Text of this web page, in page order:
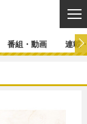
番組・動画 連載